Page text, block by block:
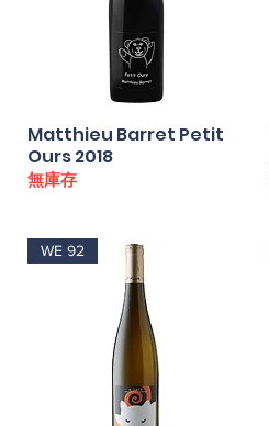
快速瀏覽
Matthieu Barret Petit
Ours 2018
無庫存
WE 92